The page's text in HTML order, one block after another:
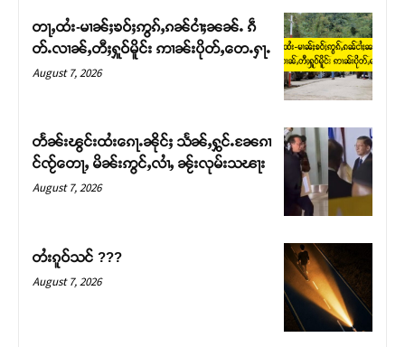
တႃႇထႆး-မၢၼ်ႈၶဝ်ႈဢွၵ်ႇၵၼ်ငၢႆႈၼၼ်ႉ ၵဵ
တ်ႉလၢၼ်ႇတီႈႁူဝ်မိူင်း ဢၢၼ်းပိုတ်ႇတေႉႁႃႉ
August 7, 2026
တႅၼ်းၽွင်းထႆးၵေႃႉၼိုင်ႈ သႅၼ်ႇႁွင်ႉၼႄၵၢ
င်ၸႂ်တေႃႇ မိၼ်းဢွင်ႇလၢႆႇ ၼႂ်းလုမ်းသၽႃး
August 7, 2026
တႆးၵူဝ်သင် ???
August 7, 2026